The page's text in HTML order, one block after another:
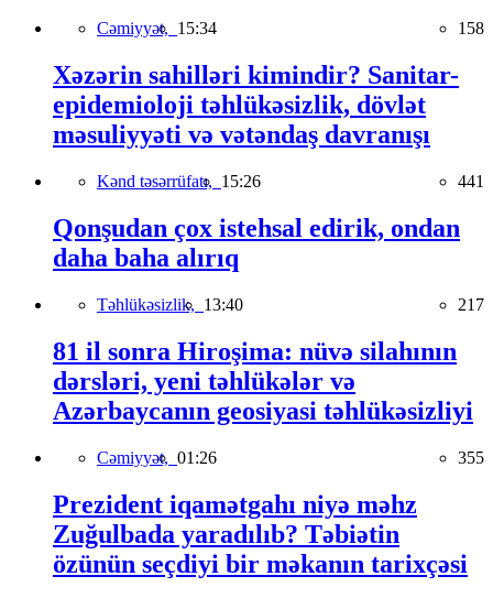
Cəmiyyət, 15:34 158
Xəzərin sahilləri kimindir? Sanitar-
epidemioloji təhlükəsizlik, dövlət
məsuliyyəti və vətəndaş davranışı
Kənd təsərrüfatı, 15:26 441
Qonşudan çox istehsal edirik, ondan
daha baha alırıq
Təhlükəsizlik, 13:40 217
81 il sonra Hiroşima: nüvə silahının
dərsləri, yeni təhlükələr və
Azərbaycanın geosiyasi təhlükəsizliyi
Cəmiyyət, 01:26 355
Prezident iqamətgahı niyə məhz
Zuğulbada yaradılıb? Təbiətin
özünün seçdiyi bir məkanın tarixçəsi